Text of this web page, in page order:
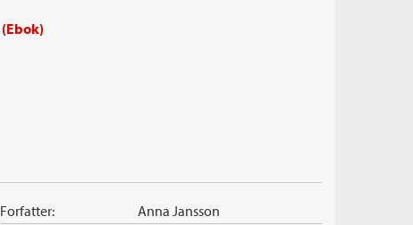
(Ebok)
Forfatter: Anna Jansson